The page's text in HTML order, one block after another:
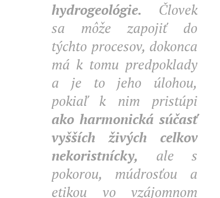
hydrogeológie. Človek
sa môže zapojiť do
týchto procesov, dokonca
má k tomu predpoklady
a je to jeho úlohou,
pokiaľ k nim pristúpi
ako harmonická súčasť
vyšších živých celkov
nekoristnícky, ale s
pokorou, múdrosťou a
etikou vo vzájomnom